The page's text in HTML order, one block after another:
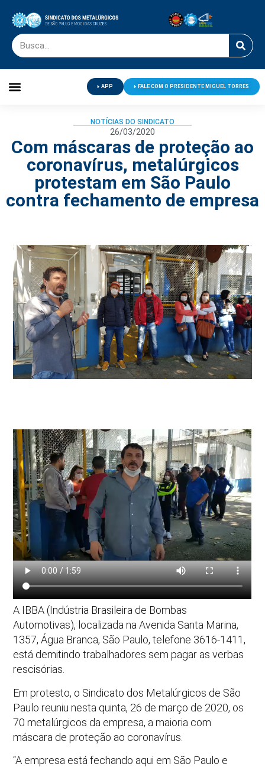
APP FALE COM O PRESIDENTE MIGUEL TORRES
NOTÍCIAS DO SINDICATO
26/03/2020
Com máscaras de proteção ao
coronavírus, metalúrgicos
protestam em São Paulo
contra fechamento de empresa
A IBBA (Indústria Brasileira de Bombas
Automotivas), localizada na Avenida Santa Marina,
1357, Água Branca, São Paulo, telefone 3616-1411,
está demitindo trabalhadores sem pagar as verbas
rescisórias.
Em protesto, o Sindicato dos Metalúrgicos de São
Paulo reuniu nesta quinta, 26 de março de 2020, os
70 metalúrgicos da empresa, a maioria com
máscara de proteção ao coronavírus.
“A empresa está fechando aqui em São Paulo e